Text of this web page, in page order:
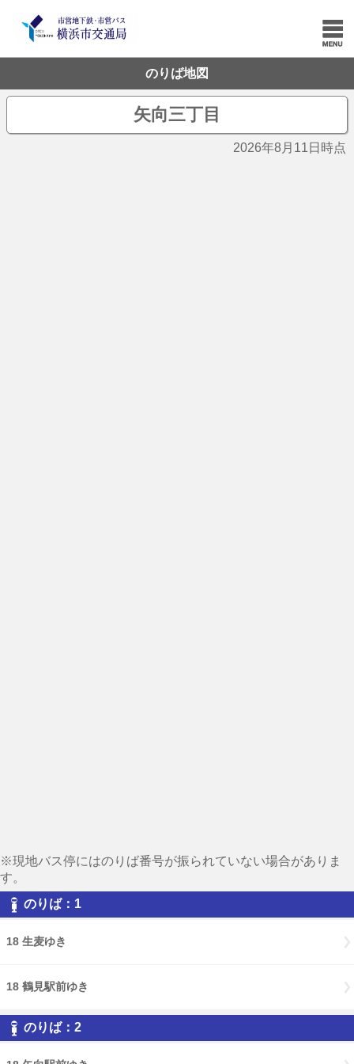
のりば地図
矢向三丁目
2026年8月11日時点
※現地バス停にはのりば番号が振られていない場合がありま
す。
のりば：1
18 生麦ゆき
18 鶴見駅前ゆき
のりば：2